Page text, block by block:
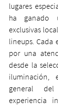
lugares
ha ganado
exclusivas
lineups. Cada
por una
desde la
iluminación,
general
experiencia